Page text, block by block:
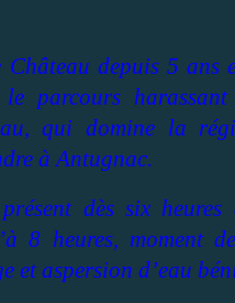
depuis 5 ans
parcours
qui domine la
à Antugnac.
dès six heures
8 heures, moment
et aspersion d’eau